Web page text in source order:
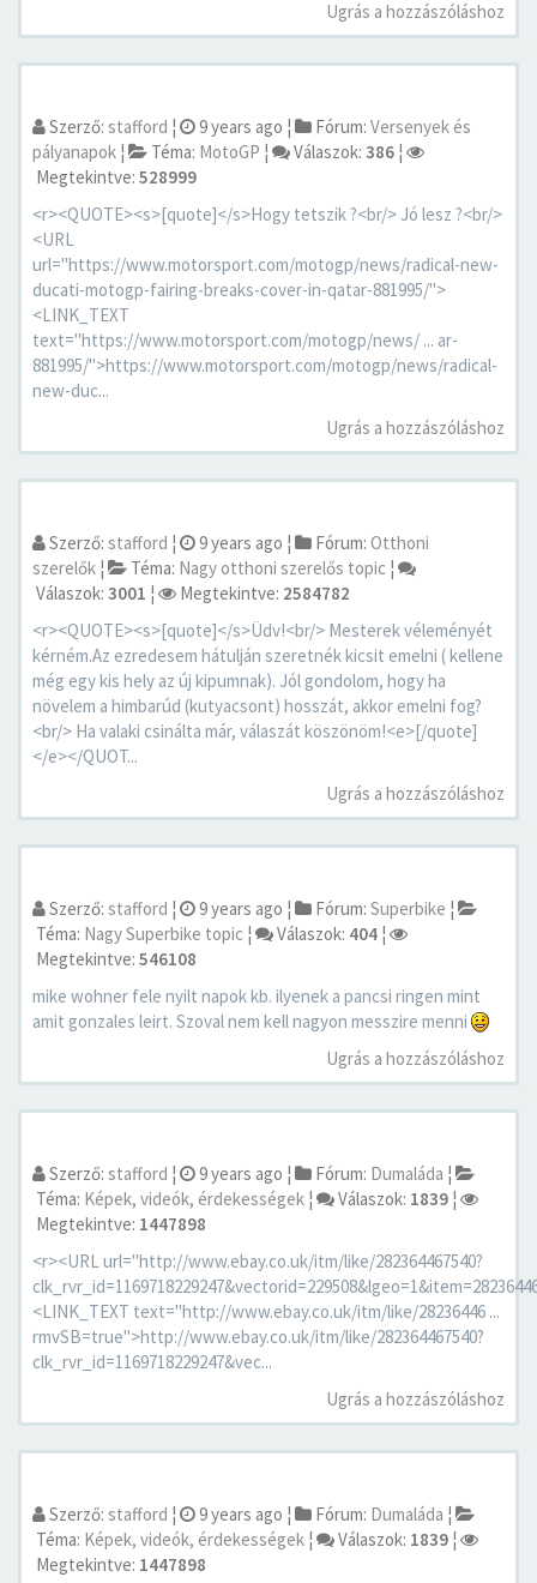
Ugrás a hozzászóláshoz
Szerző: stafford ¦ 9 years ago ¦ Fórum: Versenyek és
pályanapok ¦ Téma: MotoGP ¦ Válaszok: 386 ¦
Megtekintve: 528999
<r><QUOTE><s>[quote]</s>Hogy tetszik ?<br/> Jó lesz ?<br/>
<URL
url="https://www.motorsport.com/motogp/news/radical-new-
ducati-motogp-fairing-breaks-cover-in-qatar-881995/">
<LINK_TEXT
text="https://www.motorsport.com/motogp/news/ ... ar-
881995/">https://www.motorsport.com/motogp/news/radical-
new-duc...
Ugrás a hozzászóláshoz
Szerző: stafford ¦ 9 years ago ¦ Fórum: Otthoni
szerelők ¦ Téma: Nagy otthoni szerelős topic ¦
Válaszok: 3001 ¦ Megtekintve: 2584782
<r><QUOTE><s>[quote]</s>Üdv!<br/> Mesterek véleményét
kérném.Az ezredesem hátulján szeretnék kicsit emelni ( kellene
még egy kis hely az új kipumnak). Jól gondolom, hogy ha
növelem a himbarúd (kutyacsont) hosszát, akkor emelni fog?
<br/> Ha valaki csinálta már, válaszát köszönöm!<e>[/quote]
</e></QUOT...
Ugrás a hozzászóláshoz
Szerző: stafford ¦ 9 years ago ¦ Fórum: Superbike ¦
Téma: Nagy Superbike topic ¦ Válaszok: 404 ¦
Megtekintve: 546108
mike wohner fele nyilt napok kb. ilyenek a pancsi ringen mint
amit gonzales leirt. Szoval nem kell nagyon messzire menni
Ugrás a hozzászóláshoz
Szerző: stafford ¦ 9 years ago ¦ Fórum: Dumaláda ¦
Téma: Képek, videók, érdekességek ¦ Válaszok: 1839 ¦
Megtekintve: 1447898
<r><URL url="http://www.ebay.co.uk/itm/like/282364467540?
<LINK_TEXT text="http://www.ebay.co.uk/itm/like/28236446 ...
rmvSB=true">http://www.ebay.co.uk/itm/like/282364467540?
clk_rvr_id=1169718229247&vec...
Ugrás a hozzászóláshoz
Szerző: stafford ¦ 9 years ago ¦ Fórum: Dumaláda ¦
Téma: Képek, videók, érdekességek ¦ Válaszok: 1839 ¦
Megtekintve: 1447898